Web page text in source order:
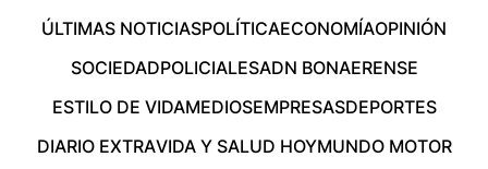
ÚLTIMAS NOTICIASPOLÍTICAECONOMÍAOPINIÓN
SOCIEDADPOLICIALESADN BONAERENSE
ESTILO DE VIDAMEDIOSEMPRESASDEPORTES
DIARIO EXTRAVIDA Y SALUD HOYMUNDO MOTOR